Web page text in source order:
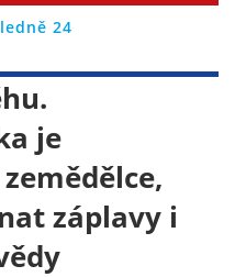
je
záplavy i